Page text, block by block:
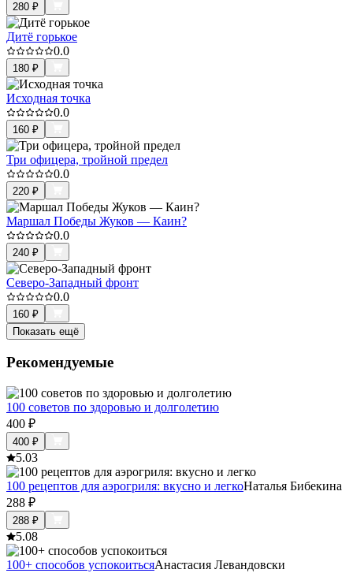
280 ₽
Дитё горькое
0.0
180 ₽
Исходная точка
0.0
160 ₽
Три офицера, тройной предел
0.0
220 ₽
Маршал Победы Жуков — Каин?
0.0
240 ₽
Северо-Западный фронт
0.0
160 ₽
Показать ещё
Рекомендуемые
100 советов по здоровью и долголетию
400 ₽
400 ₽
5.03
100 рецептов для аэрогриля: вкусно и легкоНаталья Бибекина
288 ₽
288 ₽
5.08
100+ способов успокоитьсяАнастасия Левандовски